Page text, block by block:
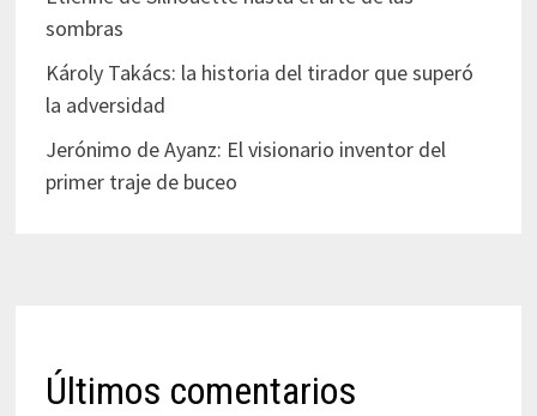
sombras
Károly Takács: la historia del tirador que superó
la adversidad
Jerónimo de Ayanz: El visionario inventor del
primer traje de buceo
Últimos comentarios